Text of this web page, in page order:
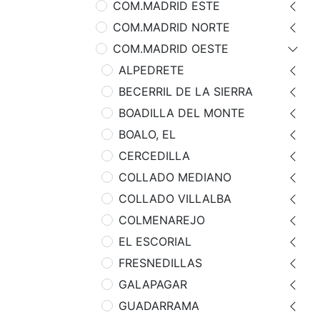
COM.MADRID ESTE
COM.MADRID NORTE
COM.MADRID OESTE
ALPEDRETE
BECERRIL DE LA SIERRA
BOADILLA DEL MONTE
BOALO, EL
CERCEDILLA
COLLADO MEDIANO
COLLADO VILLALBA
COLMENAREJO
EL ESCORIAL
FRESNEDILLAS
GALAPAGAR
GUADARRAMA